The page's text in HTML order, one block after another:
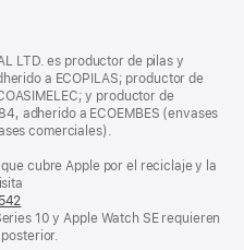
LTD. es productor de pilas y
a ECOPILAS; productor de
y productor de
adherido a ECOEMBES (envases
comerciales).
cubre Apple por el reciclaje y la
abre
en
10 y Apple Watch SE requieren